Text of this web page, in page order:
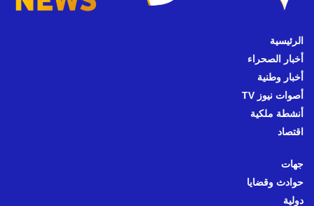
الرئيسية
أخبار الصحراء
أخبار وطنية
أصوات نيوز TV
أنشطة ملكية
اقتصاد
جهات
حوادث وقضايا
دولية